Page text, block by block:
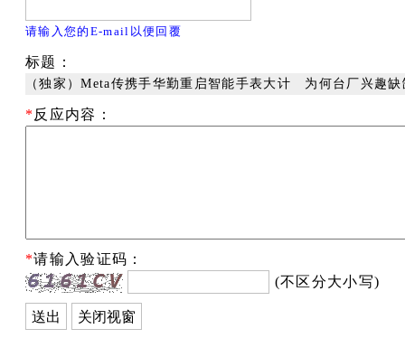
请输入您的E-mail以便回覆
标题：
（独家）Meta传携手华勤重启智能手表大计 为何台厂兴趣缺
* 反应内容：
*请输入验证码：
(不区分大小写)